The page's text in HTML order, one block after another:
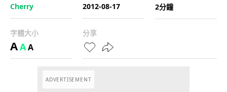
Cherry
2012-08-17
2分鐘
字體大小
AAA
分享
ADVERTISEMENT